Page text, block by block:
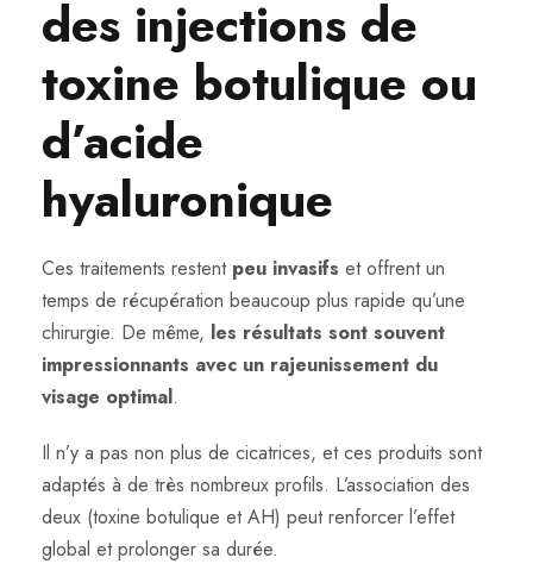
des injections de
toxine botulique ou
d’acide
hyaluronique
Ces traitements restent peu invasifs et offrent un
temps de récupération beaucoup plus rapide qu’une
chirurgie. De même, les résultats sont souvent
impressionnants avec un rajeunissement du
visage optimal.
Il n’y a pas non plus de cicatrices, et ces produits sont
adaptés à de très nombreux profils. L’association des
deux (toxine botulique et AH) peut renforcer l’effet
global et prolonger sa durée.